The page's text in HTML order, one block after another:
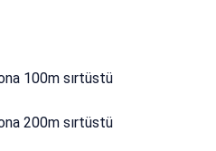
100m sırtüstü
200m sırtüstü